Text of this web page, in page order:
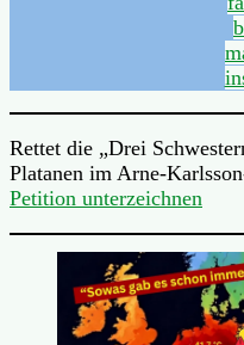
Rettet die „Drei
Platanen im Arne-
Petition unterzeichnen